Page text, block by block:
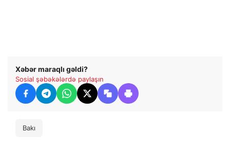
Xəbər maraqlı gəldi?
Sosial şəbəkələrdə paylaşın
Bakı